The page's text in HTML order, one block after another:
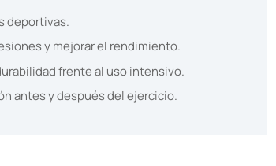
deportivas.
y mejorar el rendimiento.
frente al uso intensivo.
antes y después del ejercicio.